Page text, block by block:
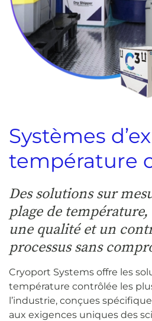
Systèmes
température
Des solutions sur
plage de
une qualité et un
processus sans
Cryoport Systems offre les
température contrôlée les
l’industrie, conçues
aux exigences uniques des